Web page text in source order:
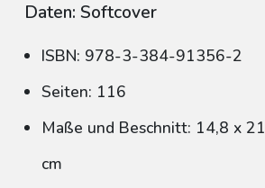
Daten: Softcover
ISBN: 978-3-384-91356-2
Seiten: 116
Maße und Beschnitt: 14,8 x 21
cm